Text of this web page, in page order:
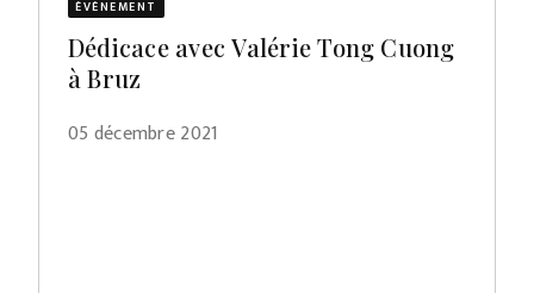
ÉVÈNEMENT
Dédicace avec Valérie Tong Cuong
à Bruz
05 décembre 2021